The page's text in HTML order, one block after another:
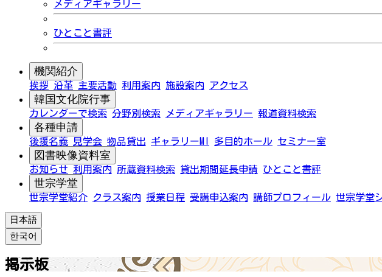
メディアギャラリー
ひとこと書評
機関紹介
挨拶 沿革 主要活動 利用案内 施設案内 アクセス
韓国文化院行事
カレンダーで検索 分野別検索 メディアギャラリー 報道資料検索
各種申請
後援名義 見学会 物品貸出 ギャラリーMI 多目的ホール セミナー室
図書映像資料室
お知らせ 利用案内 所蔵資料検索 貸出期間延長申請 ひとこと書評
世宗学堂
世宗学堂紹介 クラス案内 授業日程 受講申込案内 講師プロフィール 世宗学堂
日本語
한국어
掲示板